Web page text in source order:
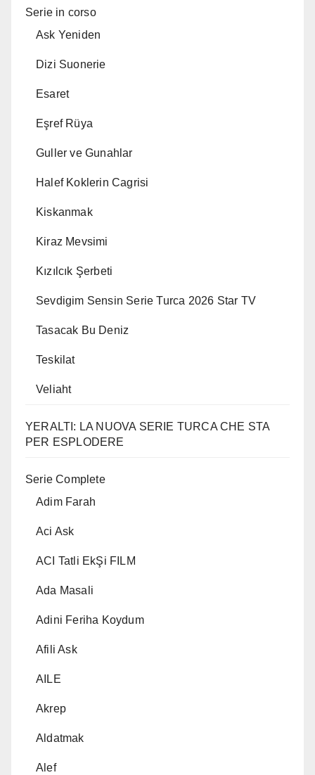
Serie in corso
Ask Yeniden
Dizi Suonerie
Esaret
Eşref Rüya
Guller ve Gunahlar
Halef Koklerin Cagrisi
Kiskanmak
Kiraz Mevsimi
Kızılcık Şerbeti
Sevdigim Sensin Serie Turca 2026 Star TV
Tasacak Bu Deniz
Teskilat
Veliaht
YERALTI: LA NUOVA SERIE TURCA CHE STA
PER ESPLODERE
Serie Complete
Adim Farah
Aci Ask
ACI Tatli EkŞi FILM
Ada Masali
Adini Feriha Koydum
Afili Ask
AILE
Akrep
Aldatmak
Alef